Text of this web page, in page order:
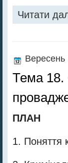
Читати
Вересень
Тема 18.
ПЛАН
1. Поняття